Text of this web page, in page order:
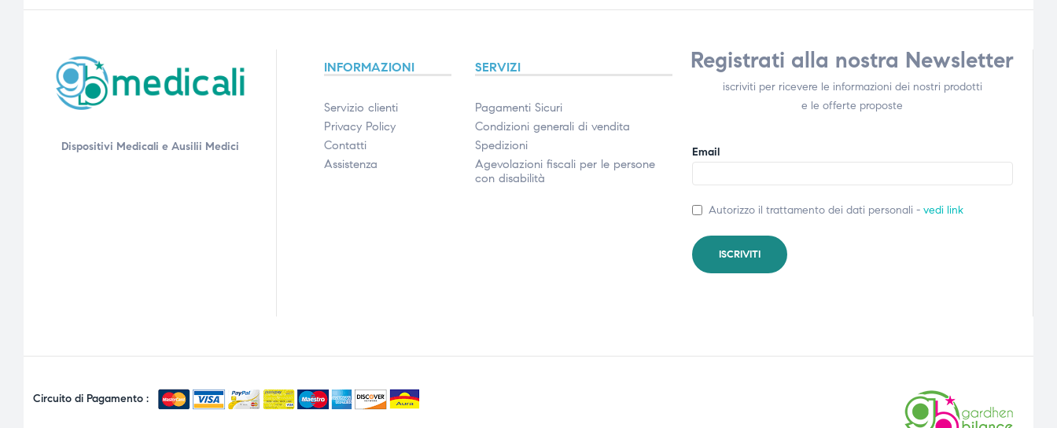
Dispositivi Medicali e Ausilii Medici
INFORMAZIONI
Servizio clienti
Privacy Policy
Contatti
Assistenza
SERVIZI
Pagamenti Sicuri
Condizioni generali di vendita
Spedizioni
Agevolazioni fiscali per le persone
con disabilità​
Registrati alla nostra Newsletter
iscriviti per ricevere le informazioni dei nostri prodotti
e le offerte proposte
Email
Autorizzo il trattamento dei dati personali - vedi link
Circuito di Pagamento :